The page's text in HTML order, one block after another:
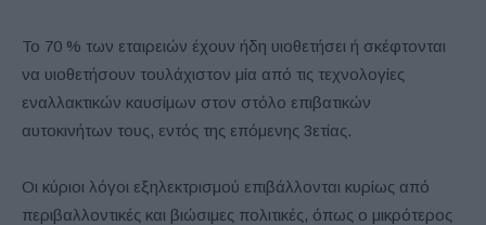
Το 70 % των εταιρειών έχουν ήδη υιοθετήσει ή σκέφτονται
να υιοθετήσουν τουλάχιστον μία από τις τεχνολογίες
εναλλακτικών καυσίμων στον στόλο επιβατικών
αυτοκινήτων τους, εντός της επόμενης 3ετίας.
Οι κύριοι λόγοι εξηλεκτρισμού επιβάλλονται κυρίως από
περιβαλλοντικές και βιώσιμες πολιτικές, όπως ο μικρότερος